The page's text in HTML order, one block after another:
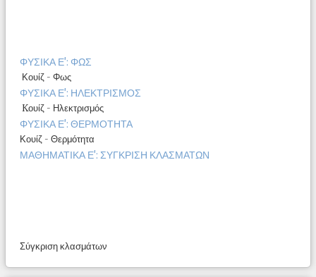
ΦΥΣΙΚΑ Ε': ΦΩΣ
Κουίζ - Φως
ΦΥΣΙΚΑ Ε': ΗΛΕΚΤΡΙΣΜΟΣ
Kουίζ - Ηλεκτρισμός
ΦΥΣΙΚΑ Ε': ΘΕΡΜΟΤΗΤΑ
Κουίζ - Θερμότητα
ΜΑΘΗΜΑΤΙΚΑ Ε': ΣΥΓΚΡΙΣΗ ΚΛΑΣΜΑΤΩΝ
Σύγκριση κλασμάτων